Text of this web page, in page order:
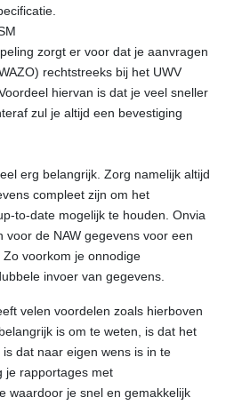
zorgt er voor dat je aanvragen
rechtstreeks bij het UWV
hiervan is dat je veel sneller
zul je altijd een bevestiging
erg belangrijk. Zorg namelijk altijd
compleet zijn om het
to-date mogelijk te houden. Onvia
voor de NAW gegevens voor een
voorkom je onnodige
invoer van gegevens.
velen voordelen zoals hierboven
is om te weten, is dat het
dat naar eigen wens is in te
je rapportages met
waardoor je snel en gemakkelijk